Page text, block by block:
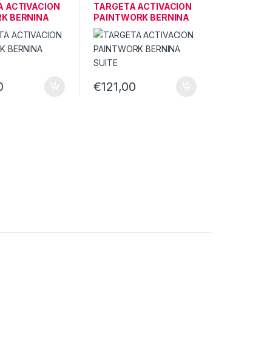
ACTIVACION
BERNINA
TARGETA ACTIVACION
PAINTWORK BERNINA
SUITE
€121,00